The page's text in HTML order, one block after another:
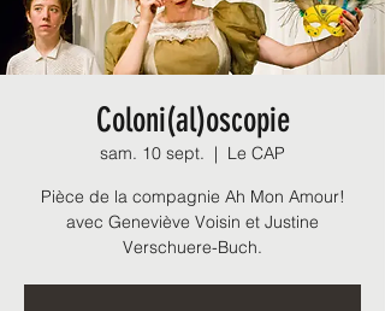
Coloni(al)oscopie
sam. 10 sept.
  |
Le CAP
Pièce de la compagnie Ah Mon Amour!
avec Geneviève Voisin et Justine
Verschuere-Buch.